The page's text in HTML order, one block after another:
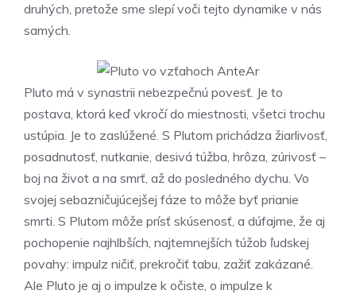
druhých, pretože sme slepí voči tejto dynamike v nás
samých.
Pluto má v synastrii nebezpečnú povesť. Je to
postava, ktorá keď vkročí do miestnosti, všetci trochu
ustúpia. Je to zaslúžené. S Plutom prichádza žiarlivosť,
posadnutosť, nutkanie, desivá túžba, hrôza, zúrivosť –
boj na život a na smrť, až do posledného dychu. Vo
svojej sebazničujúcejšej fáze to môže byť prianie
smrti. S Plutom môže prísť skúsenosť, a dúfajme, že aj
pochopenie najhlbších, najtemnejších túžob ľudskej
povahy: impulz ničiť, prekročiť tabu, zažiť zakázané.
Ale Pluto je aj o impulze k očiste, o impulze k